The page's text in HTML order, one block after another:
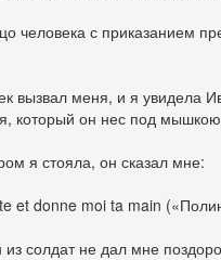
человека с приказанием
вызвал меня, и я увидела
который он нес под
я стояла, он сказал мне:
et donne moi ta main
солдат не дал мне